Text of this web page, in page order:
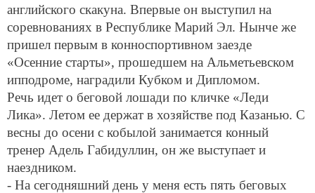
английского скакуна. Впервые он выступил на
соревнованиях в Республике Марий Эл. Нынче же
пришел первым в конноспортивном заезде
«Осенние старты», прошедшем на Альметьевском
ипподроме, наградили Кубком и Дипломом.
Речь идет о беговой лошади по кличке «Леди
Лика». Летом ее держат в хозяйстве под Казанью. С
весны до осени с кобылой занимается конный
тренер Адель Габидуллин, он же выступает и
наездником.
- На сегодняшний день у меня есть пять беговых